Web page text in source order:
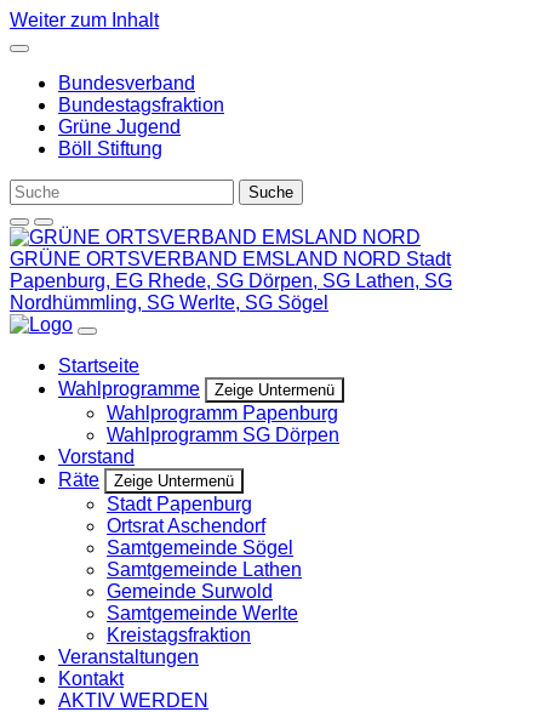
Weiter zum Inhalt
Bundesverband
Bundestagsfraktion
Grüne Jugend
Böll Stiftung
GRÜNE ORTSVERBAND EMSLAND NORD Stadt
Papenburg, EG Rhede, SG Dörpen, SG Lathen, SG
Nordhümmling, SG Werlte, SG Sögel
Startseite
Wahlprogramme
Zeige Untermenü
Wahlprogramm Papenburg
Wahlprogramm SG Dörpen
Vorstand
Räte
Zeige Untermenü
Stadt Papenburg
Ortsrat Aschendorf
Samtgemeinde Sögel
Samtgemeinde Lathen
Gemeinde Surwold
Samtgemeinde Werlte
Kreistagsfraktion
Veranstaltungen
Kontakt
AKTIV WERDEN